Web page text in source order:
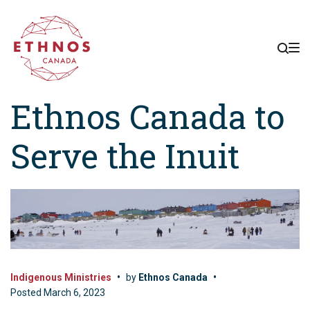
main
navigation
content
footer
Ethnos Canada to
Serve the Inuit
Indigenous Ministries • by Ethnos Canada
•
Posted March 6, 2023